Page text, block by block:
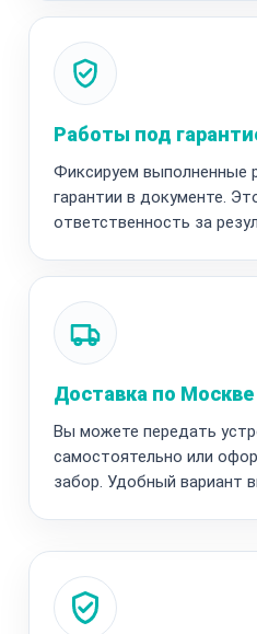
Работы под
Фиксируем выполненные
гарантии в документе.
ответственность за
Доставка по Москве
Вы можете передать
самостоятельно или
забор. Удобный вариант